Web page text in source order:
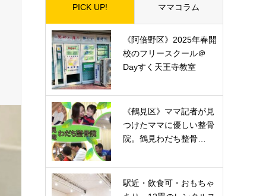
PICK UP! ママコラム
《阿倍野区》2025年春開
校のフリースクール＠
Dayすく天王寺教室
《鶴見区》ママ記者が見
つけたママに優しい整骨
院。鶴見わだち整骨…
駅近・飲食可・おもちゃ